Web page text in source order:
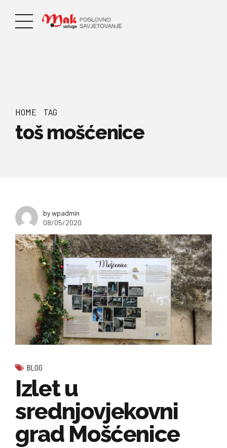
HOME TAG
toš mošćenice
by wpadmin
08/05/2020
BLOG
Izlet u
srednjovjekovni
grad Mošćenice